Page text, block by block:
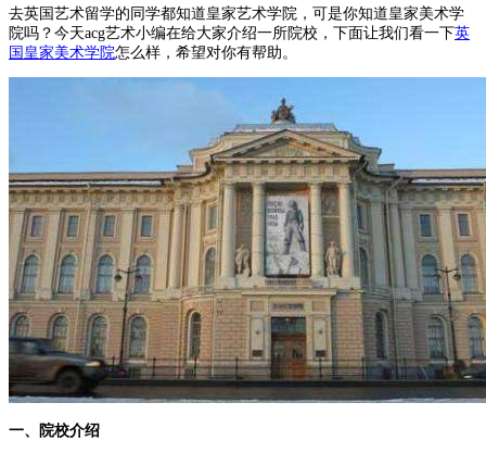
去英国艺术留学的同学都知道皇家艺术学院，可是你知道皇家美术学
院吗？今天acg艺术小编在给大家介绍一所院校，下面让我们看一下英
国皇家美术学院怎么样，希望对你有帮助。
一、院校介绍